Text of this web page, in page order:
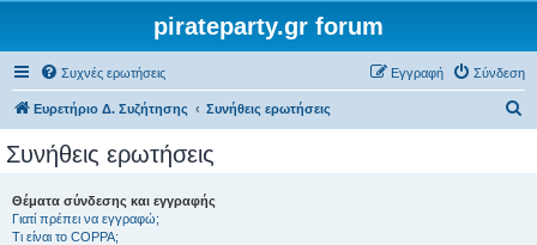
pirateparty.gr forum
Συχνές ερωτήσεις Σύνδεση
Εγγραφή
Ευρετήριο Δ. Συζήτησης Συνήθεις ερωτήσεις
Συνήθεις ερωτήσεις
Θέματα σύνδεσης και εγγραφής
Γιατί πρέπει να εγγραφώ;
Τι είναι το COPPA;